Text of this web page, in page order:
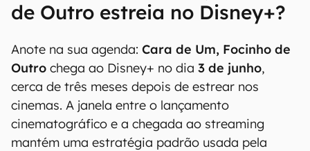
de Outro estreia no Disney+?
Anote na sua agenda: Cara de Um, Focinho de
Outro chega ao Disney+ no dia 3 de junho,
cerca de três meses depois de estrear nos
cinemas. A janela entre o lançamento
cinematográfico e a chegada ao streaming
mantém uma estratégia padrão usada pela